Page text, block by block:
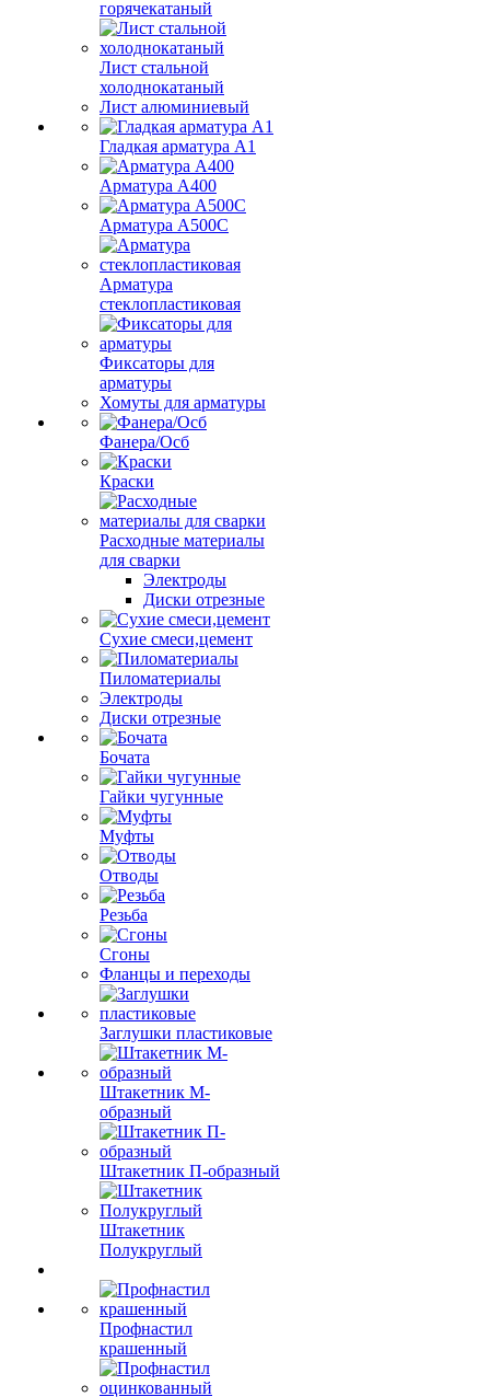
горячекатаный
Лист стальной
холоднокатаный
Лист алюминиевый
Гладкая арматура А1
Арматура А400
Арматура A500C
Арматура
стеклопластиковая
Фиксаторы для
арматуры
Хомуты для арматуры
Фанера/Осб
Краски
Расходные материалы
для сварки
Электроды
Диски отрезные
Сухие смеси,цемент
Пиломатериалы
Электроды
Диски отрезные
Бочата
Гайки чугунные
Муфты
Отводы
Резьба
Сгоны
Фланцы и переходы
Заглушки пластиковые
Штакетник М-
образный
Штакетник П-образный
Штакетник
Полукруглый
Профнастил
крашенный